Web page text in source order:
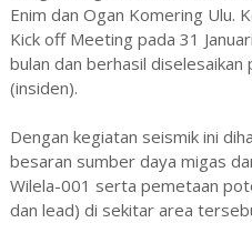
Enim dan Ogan Komering Ulu.
Kick off Meeting pada 31
bulan dan berhasil diselesaikan
(insiden).
Dengan kegiatan seismik ini
besaran sumber daya migas
Wilela-001 serta pemetaan
dan lead) di sekitar area